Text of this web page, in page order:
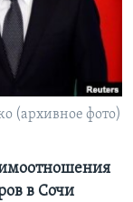
(архивное фото)
в Сочи